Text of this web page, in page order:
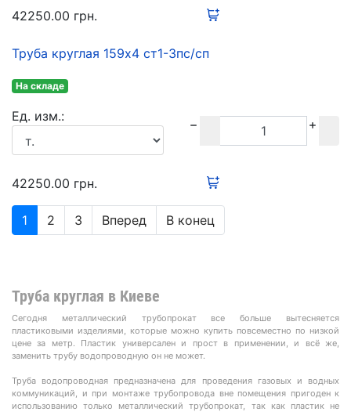
42250.00 грн.
Труба круглая 159х4 ст1-3пс/сп
На складе
Ед. изм.:
42250.00 грн.
1 2 3 Вперед В конец
Труба круглая в Киеве
Сегодня металлический трубопрокат все больше вытесняется
пластиковыми изделиями, которые можно купить повсеместно по низкой
цене за метр. Пластик универсален и прост в применении, и всё же,
заменить трубу водопроводную он не может.
Труба водопроводная предназначена для проведения газовых и водных
коммуникаций, и при монтаже трубопровода вне помещения пригоден к
использованию только металлический трубопрокат, так как пластик не